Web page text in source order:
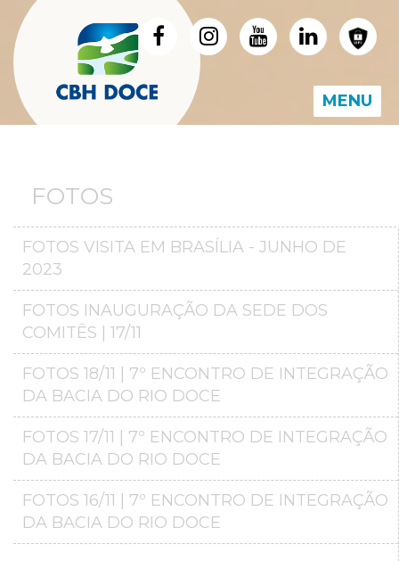
MENU
FOTOS
FOTOS VISITA EM BRASÍLIA - JUNHO DE
2023
FOTOS INAUGURAÇÃO DA SEDE DOS
COMITÊS | 17/11
FOTOS 18/11 | 7º ENCONTRO DE INTEGRAÇÃO
DA BACIA DO RIO DOCE
FOTOS 17/11 | 7º ENCONTRO DE INTEGRAÇÃO
DA BACIA DO RIO DOCE
FOTOS 16/11 | 7º ENCONTRO DE INTEGRAÇÃO
DA BACIA DO RIO DOCE